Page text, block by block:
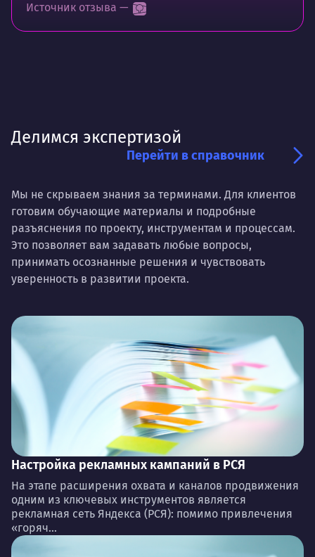
Источник отзыва —
Делимся экспертизой
Перейти в справочник
Мы не скрываем знания за терминами. Для клиентов
готовим обучающие материалы и подробные
разъяснения по проекту, инструментам и процессам.
Это позволяет вам задавать любые вопросы,
принимать осознанные решения и чувствовать
уверенность в развитии проекта.
Настройка рекламных кампаний в РСЯ
На этапе расширения охвата и каналов продвижения
одним из ключевых инструментов является
рекламная сеть Яндекса (РСЯ): помимо привлечения
«горяч...